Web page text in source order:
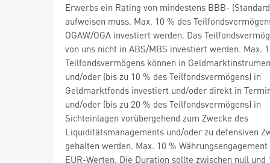
Erwerbs ein Rating von mindestens BBB-
aufweisen muss. Max. 10 % des
OGAW/OGA investiert werden. Das
von uns nicht in ABS/MBS investiert werden. Max.
Teilfondsvermögens können in
und/oder (bis zu 10 % des Teilfondsvermögens) in
Geldmarktfonds investiert und/oder direkt in
und/oder (bis zu 20 % des Teilfondsvermögens) in
Sichteinlagen vorübergehend zum Zwecke des
Liquiditätsmanagements und/oder zu defensiven
gehalten werden. Max. 10 %
EUR-Werten. Die Duration sollte zwischen null und